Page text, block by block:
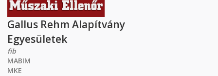
Gallus Rehm Alapítvány
Egyesületek
fib
MABIM
MKE